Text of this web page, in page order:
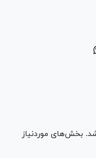
بخش‌های موردنیاز